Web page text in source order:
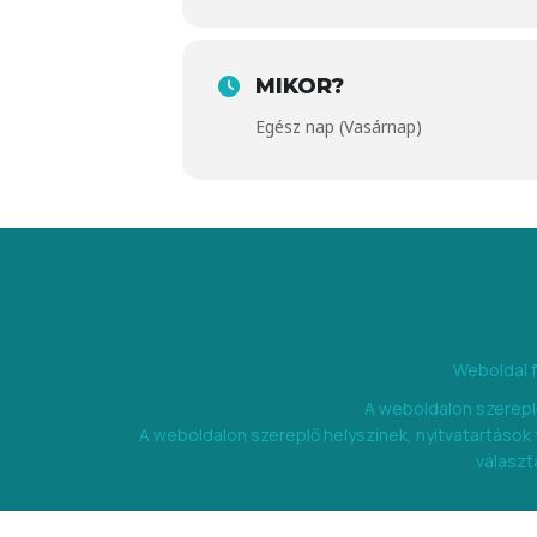
MIKOR?
Egész nap (Vasárnap)
A weboldalon
A weboldalon szereplő helyszínek,